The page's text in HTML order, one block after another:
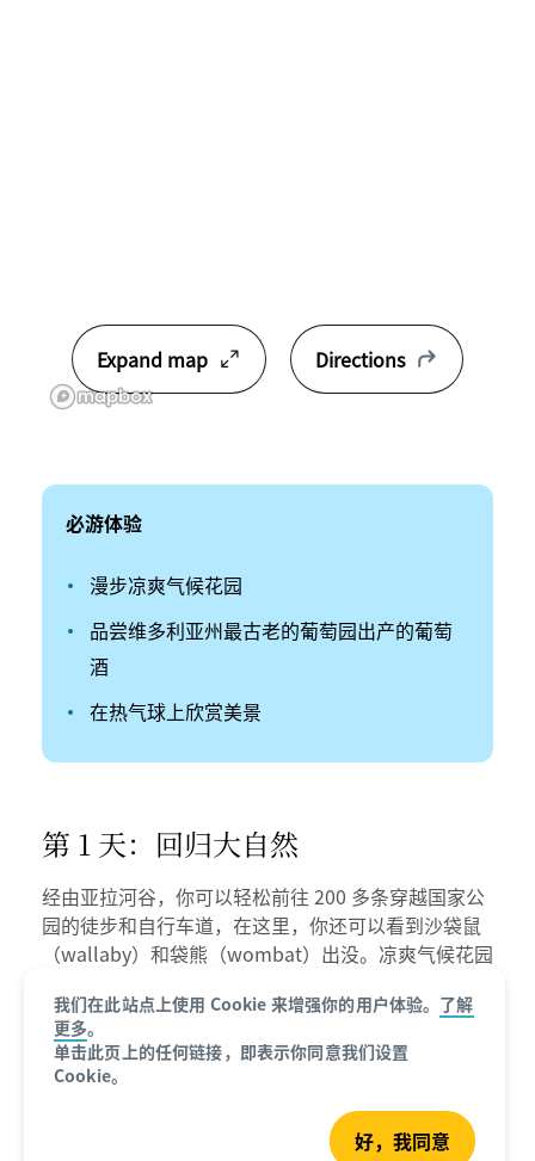
Expand map Directions
必游体验
漫步凉爽气候花园
品尝维多利亚州最古老的葡萄园出产的葡萄
酒
在热气球上欣赏美景
第 1 天：回归大自然
经由亚拉河谷，你可以轻松前往 200 多条穿越国家公
园的徒步和自行车道，在这里，你还可以看到沙袋鼠
（wallaby）和袋熊（wombat）出没。凉爽气候花园
我们在此站点上使用 Cookie 来增强你的用户体验。 了解
更多。
单击此页上的任何链接，即表示你同意我们设置
Cookie。
好，我同意